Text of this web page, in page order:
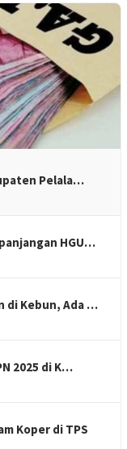
Pelala…
HGU…
di Kebun, Ada …
2025 di K…
Koper di TPS